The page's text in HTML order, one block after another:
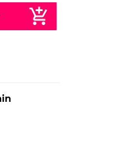
add_shopping_cart